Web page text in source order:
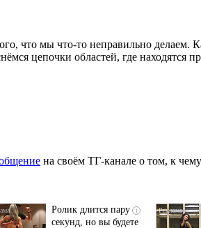
что мы что-то неправильно делаем.
цепочки областей, где находятся
на своём ТГ-канале о том, к
i
Ролик длится пару
секунд, но вы будете